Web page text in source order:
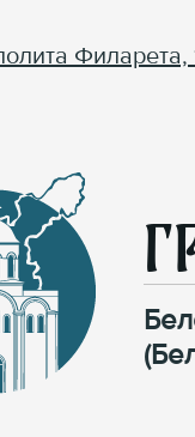
Филарета,